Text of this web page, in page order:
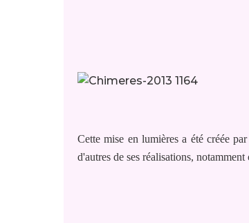
Cette mise en lumières a été créée par
d'autres de ses réalisations,